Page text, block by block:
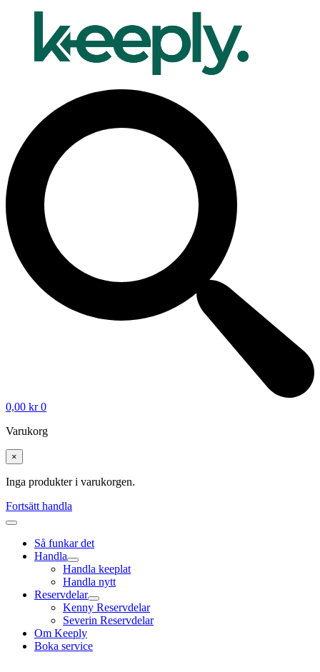
0,00 kr 0
Varukorg
×
Inga produkter i varukorgen.
Fortsätt handla
Så funkar det
Handla
Handla keeplat
Handla nytt
Reservdelar
Kenny Reservdelar
Severin Reservdelar
Om Keeply
Boka service